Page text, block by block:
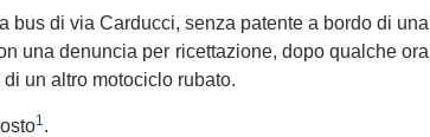
bus di via Carducci, senza patente a bordo di una
una denuncia per ricettazione, dopo qualche ora
un altro motociclo rubato.
1.